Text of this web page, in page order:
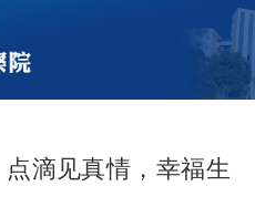
滴见真情，幸福生